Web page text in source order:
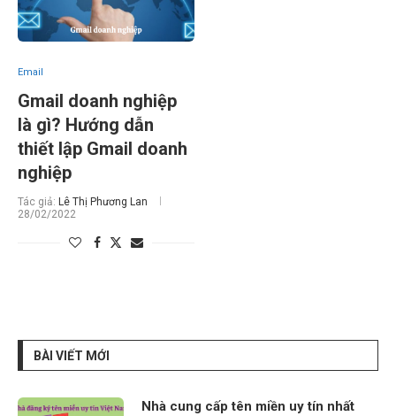
Email
Gmail doanh nghiệp
là gì? Hướng dẫn
thiết lập Gmail doanh
nghiệp
Tác giả: Lê Thị Phương Lan
28/02/2022
BÀI VIẾT MỚI
Nhà cung cấp tên miền uy tín nhất